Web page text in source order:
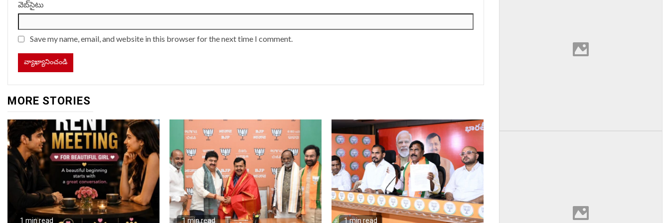
వెబ్‌సైటు
Save my name, email, and website in this browser for the next time I comment.
MORE STORIES
1 min read 1 min read 1 min read